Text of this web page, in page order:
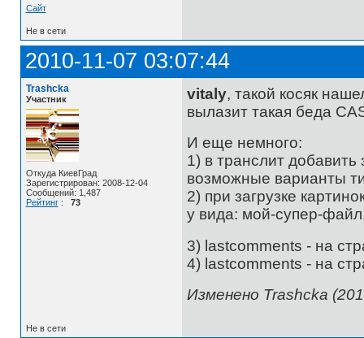
Сайт
Не в сети
2010-11-07 03:07:44
Trashcka
Участник
Откуда КиевГрад
Зарегистрирован: 2008-12-04
Сообщений: 1,487
Рейтинг: 73
vitaly, такой косяк
вылазит такая беда
И еще немного:
1) в транслит
возможные варианты
2) при загрузке
у вида: мой-супер-
3) lastcomments - на
4) lastcomments - на
Изменено Trashcka
Не в сети